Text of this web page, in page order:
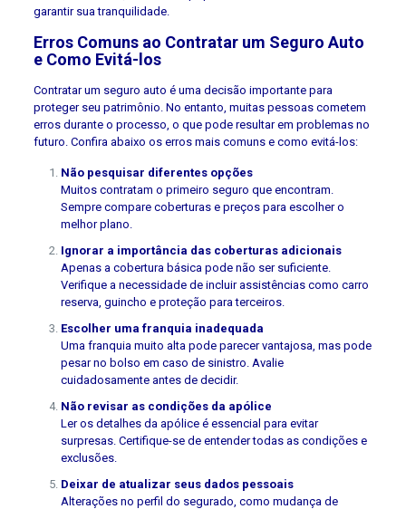
garantir sua tranquilidade.
Erros Comuns ao Contratar um Seguro Auto
e Como Evitá-los
Contratar um seguro auto é uma decisão importante para
proteger seu patrimônio. No entanto, muitas pessoas cometem
erros durante o processo, o que pode resultar em problemas no
futuro. Confira abaixo os erros mais comuns e como evitá-los:
Não pesquisar diferentes opções
Muitos contratam o primeiro seguro que encontram.
Sempre compare coberturas e preços para escolher o
melhor plano.
Ignorar a importância das coberturas adicionais
Apenas a cobertura básica pode não ser suficiente.
Verifique a necessidade de incluir assistências como carro
reserva, guincho e proteção para terceiros.
Escolher uma franquia inadequada
Uma franquia muito alta pode parecer vantajosa, mas pode
pesar no bolso em caso de sinistro. Avalie
cuidadosamente antes de decidir.
Não revisar as condições da apólice
Ler os detalhes da apólice é essencial para evitar
surpresas. Certifique-se de entender todas as condições e
exclusões.
Deixar de atualizar seus dados pessoais
Alterações no perfil do segurado, como mudança de